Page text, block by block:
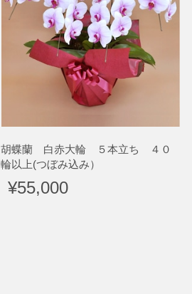
胡蝶蘭 白赤大輪 ５本立ち ４０
輪以上(つぼみ込み）
¥55,000